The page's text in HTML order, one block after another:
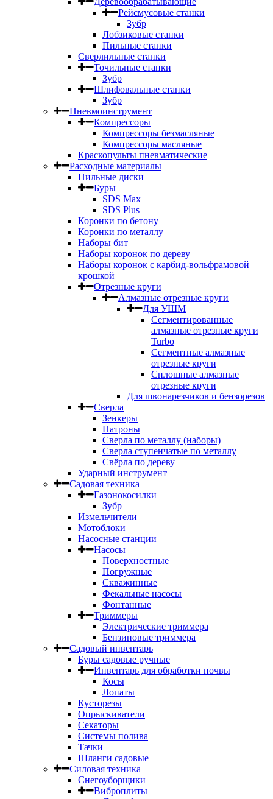
Рейсмусовые станки
Зубр
Лобзиковые станки
Пильные станки
Сверлильные станки
Точильные станки
Зубр
Шлифовальные станки
Зубр
Пневмоинструмент
Компрессоры
Компрессоры безмасляные
Компрессоры масляные
Краскопульты пневматические
Расходные материалы
Пильные диски
Буры
SDS Max
SDS Plus
Коронки по бетону
Коронки по металлу
Наборы бит
Наборы коронок по дереву
Наборы коронок с карбид-вольфрамовой
крошкой
Отрезные круги
Алмазные отрезные круги
Для УШМ
Сегментированные
алмазные отрезные круги
Turbo
Сегментные алмазные
отрезные круги
Сплошные алмазные
отрезные круги
Для швонарезчиков и бензорезов
Сверла
Зенкеры
Патроны
Сверла по металлу (наборы)
Сверла ступенчатые по металлу
Свёрла по дереву
Ударный инструмент
Садовая техника
Газонокосилки
Зубр
Измельчители
Мотоблоки
Насосные станции
Насосы
Поверхностные
Погружные
Скважинные
Фекальные насосы
Фонтанные
Триммеры
Электрические триммера
Бензиновые триммера
Садовый инвентарь
Буры садовые ручные
Инвентарь для обработки почвы
Косы
Лопаты
Кусторезы
Опрыскиватели
Секаторы
Системы полива
Тачки
Шланги садовые
Силовая техника
Снегоуборщики
Виброплиты